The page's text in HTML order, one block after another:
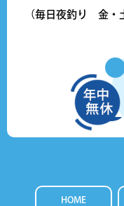
（毎日夜釣り 金・
HOME